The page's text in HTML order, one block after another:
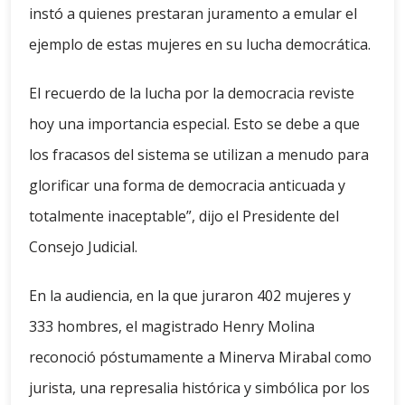
instó a quienes prestaran juramento a emular el
ejemplo de estas mujeres en su lucha democrática.
El recuerdo de la lucha por la democracia reviste
hoy una importancia especial. Esto se debe a que
los fracasos del sistema se utilizan a menudo para
glorificar una forma de democracia anticuada y
totalmente inaceptable”, dijo el Presidente del
Consejo Judicial.
En la audiencia, en la que juraron 402 mujeres y
333 hombres, el magistrado Henry Molina
reconoció póstumamente a Minerva Mirabal como
jurista, una represalia histórica y simbólica por los